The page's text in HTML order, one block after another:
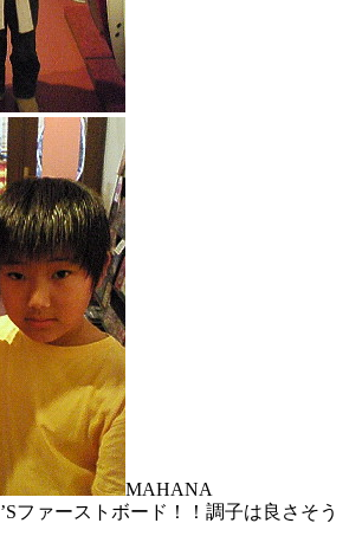
MAHANA
ファーストボード！！調子は良さそう